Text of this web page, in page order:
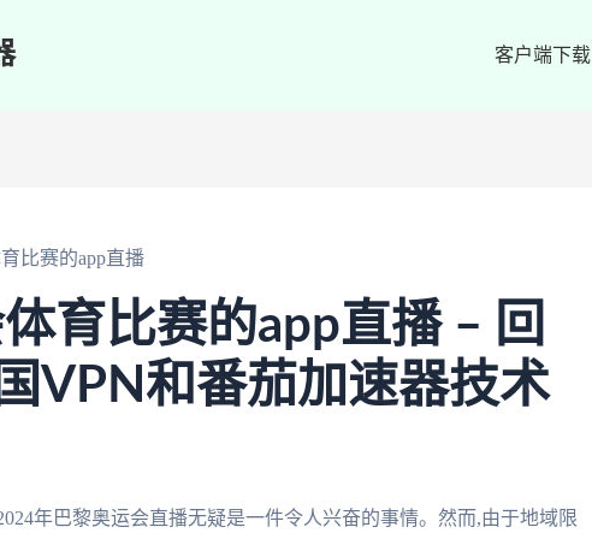
客户端下载
比赛的app直播
育比赛的app直播 – 回
VPN和番茄加速器技术
年巴黎奥运会直播无疑是一件令人兴奋的事情。然而,由于地域限